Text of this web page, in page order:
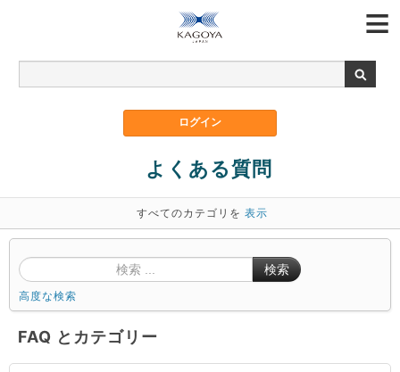
よくある質問
すべてのカテゴリを 表示
検索
高度な検索
FAQ とカテゴリー